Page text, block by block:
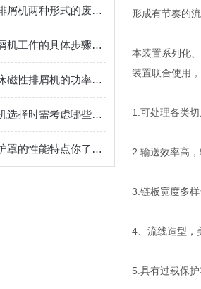
关于螺旋杆排屑机两种形式的废屑处理技巧分享
冲压废料排屑机工作的具体步骤介绍
想要提高机床磁性排屑机的功率应该怎么做？
机床用排屑机选择时需考虑哪些事项？
风琴机床防护罩的性能特点你了解吗？一起来看看吧
形成有节奏的
本装置系列化
装置联合使用
1.可处理各类
2.输送效率高
3.链板宽度多
4、流线造型，
5.具有过载保